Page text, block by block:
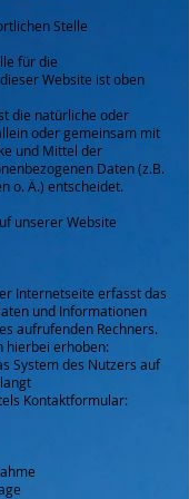
Stelle
für die
Website ist oben
die natürliche oder
oder gemeinsam mit
und Mittel der
Daten (z.B.
o. Ä.) entscheidet.
unserer Website
Internetseite erfasst das
und Informationen
aufrufenden Rechners.
hierbei erhoben:
System des Nutzers auf
Kontaktformular: